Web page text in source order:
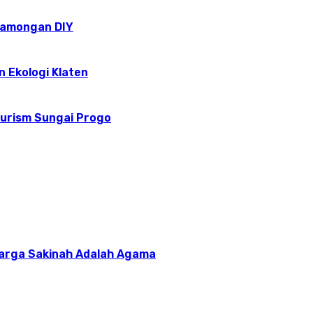
DIY
Ekologi Klaten
Sungai Progo
Sakinah Adalah Agama